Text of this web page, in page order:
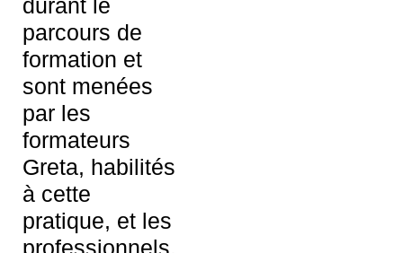
durant le
parcours de
formation et
sont menées
par les
formateurs
Greta, habilités
à cette
pratique, et les